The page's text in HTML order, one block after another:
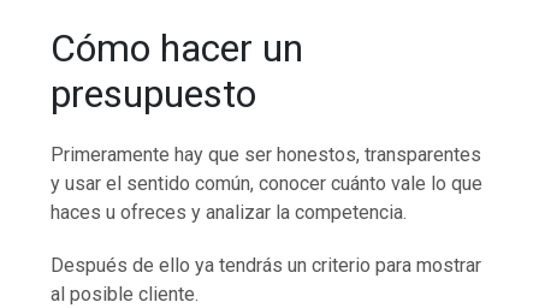
Cómo hacer un
presupuesto
Primeramente hay que ser honestos, transparentes
y usar el sentido común, conocer cuánto vale lo que
haces u ofreces y analizar la competencia.
Después de ello ya tendrás un criterio para mostrar
al posible cliente.